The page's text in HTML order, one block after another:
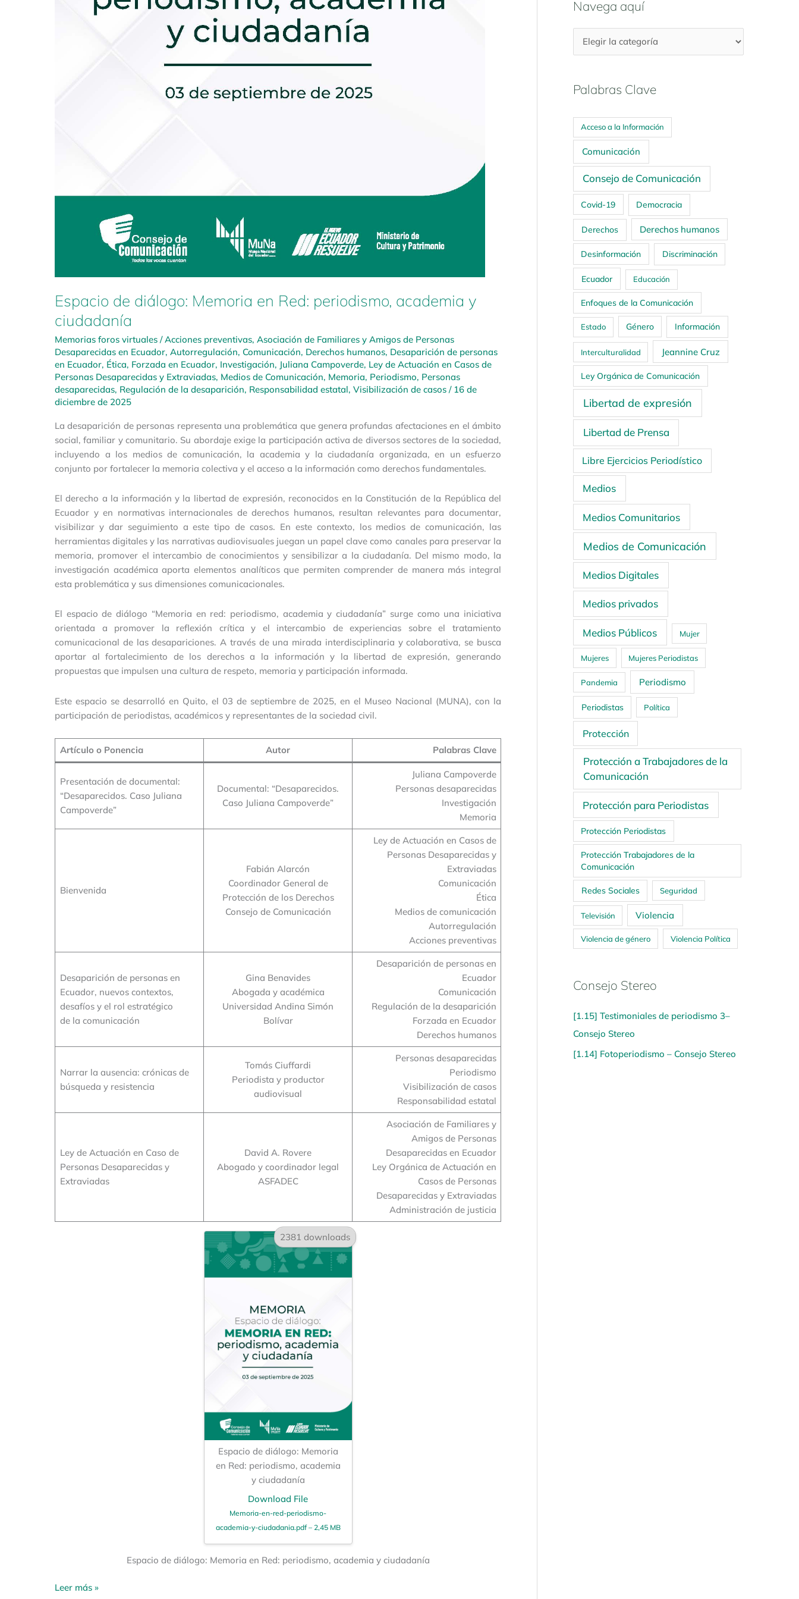
Espacio de diálogo: Memoria en Red: periodismo, academia y
ciudadanía
Memorias foros virtuales /Acciones preventivas, Asociación de Familiares y Amigos de Personas
Desaparecidas en Ecuador, Autorregulación, Comunicación, Derechos humanos, Desaparición de personas
en Ecuador, Ética, Forzada en Ecuador, Investigación, Juliana Campoverde, Ley de Actuación en Casos de
Personas Desaparecidas y Extraviadas, Medios de Comunicación, Memoria, Periodismo, Personas
desaparecidas, Regulación de la desaparición, Responsabilidad estatal, Visibilización de casos / 16 de
diciembre de 2025
La desaparición de personas representa una problemática que genera profundas afectaciones en el ámbito
social, familiar y comunitario. Su abordaje exige la participación activa de diversos sectores de la sociedad,
incluyendo a los medios de comunicación, la academia y la ciudadanía organizada, en un esfuerzo
conjunto por fortalecer la memoria colectiva y el acceso a la información como derechos fundamentales.
El derecho a la información y la libertad de expresión, reconocidos en la Constitución de la República del
Ecuador y en normativas internacionales de derechos humanos, resultan relevantes para documentar,
visibilizar y dar seguimiento a este tipo de casos. En este contexto, los medios de comunicación, las
herramientas digitales y las narrativas audiovisuales juegan un papel clave como canales para preservar la
memoria, promover el intercambio de conocimientos y sensibilizar a la ciudadanía. Del mismo modo, la
investigación académica aporta elementos analíticos que permiten comprender de manera más integral
esta problemática y sus dimensiones comunicacionales.
El espacio de diálogo “Memoria en red: periodismo, academia y ciudadanía” surge como una iniciativa
orientada a promover la reflexión crítica y el intercambio de experiencias sobre el tratamiento
comunicacional de las desapariciones. A través de una mirada interdisciplinaria y colaborativa, se busca
aportar al fortalecimiento de los derechos a la información y la libertad de expresión, generando
propuestas que impulsen una cultura de respeto, memoria y participación informada.
Este espacio se desarrolló en Quito, el 03 de septiembre de 2025, en el Museo Nacional (MUNA), con la
participación de periodistas, académicos y representantes de la sociedad civil.
Artículo o Ponencia Autor Palabras Clave
Presentación de documental:
“Desaparecidos. Caso Juliana
Campoverde”
Documental: “Desaparecidos.
Caso Juliana Campoverde”
Juliana Campoverde
Personas desaparecidas
Investigación
Memoria
Bienvenida
Fabián Alarcón
Coordinador General de
Protección de los Derechos
Consejo de Comunicación
Ley de Actuación en Casos de
Personas Desaparecidas y
Extraviadas
Comunicación
Ética
Medios de comunicación
Autorregulación
Acciones preventivas
Desaparición de personas en
Ecuador, nuevos contextos,
desafíos y el rol estratégico
de la comunicación
Gina Benavides
Abogada y académica
Universidad Andina Simón
Bolívar
Desaparición de personas en
Ecuador
Comunicación
Regulación de la desaparición
Forzada en Ecuador
Derechos humanos
Narrar la ausencia: crónicas de
búsqueda y resistencia
Tomás Ciuffardi
Periodista y productor
audiovisual
Personas desaparecidas
Periodismo
Visibilización de casos
Responsabilidad estatal
Ley de Actuación en Caso de
Personas Desaparecidas y
Extraviadas
David A. Rovere
Abogado y coordinador legal
ASFADEC
Asociación de Familiares y
Amigos de Personas
Desaparecidas en Ecuador
Ley Orgánica de Actuación en
Casos de Personas
Desaparecidas y Extraviadas
Administración de justicia
2381 downloads
Espacio de diálogo: Memoria
en Red: periodismo, academia
y ciudadanía
Download File
Memoria-en-red-periodismo-
academia-y-ciudadania.pdf – 2,45 MB
Espacio de diálogo: Memoria en Red: periodismo, academia y ciudadanía
Leer más »
Navega aquí
Palabras Clave
Acceso a la Información
Comunicación
Consejo de Comunicación
Covid-19 Democracia
Derechos Derechos humanos
Desinformación Discriminación
Ecuador Educación
Enfoques de la Comunicación
Estado Género Información
Interculturalidad Jeannine Cruz
Ley Orgánica de Comunicación
Libertad de expresión
Libertad de Prensa
Libre Ejercicios Periodístico
Medios
Medios Comunitarios
Medios de Comunicación
Medios Digitales
Medios privados
Medios Públicos Mujer
Mujeres Mujeres Periodistas
Pandemia Periodismo
Periodistas Política
Protección
Protección a Trabajadores de la
Comunicación
Protección para Periodistas
Protección Periodistas
Protección Trabajadores de la
Comunicación
Redes Sociales Seguridad
Televisión Violencia
Violencia de género Violencia Política
Consejo Stereo
[1.15] Testimoniales de periodismo 3–
Consejo Stereo
[1.14] Fotoperiodismo – Consejo Stereo